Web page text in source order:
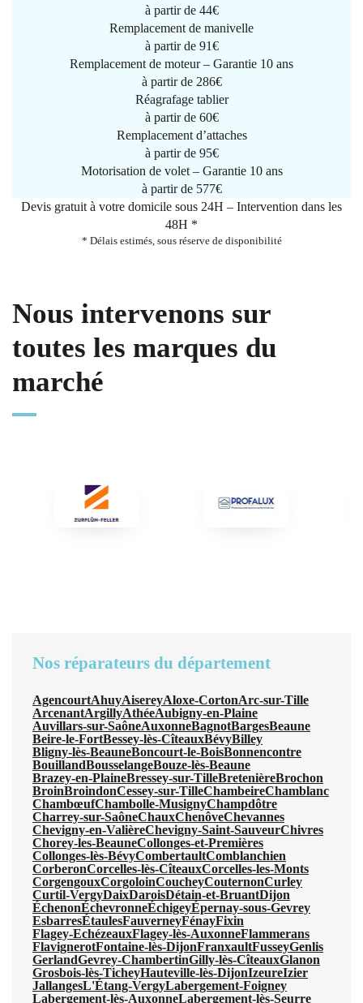
à partir de 44€
Remplacement de manivelle
à partir de 91€
Remplacement de moteur – Garantie 10 ans
à partir de 286€
Réagrafage tablier
à partir de 60€
Remplacement d’attaches
à partir de 95€
Motorisation de volet – Garantie 10 ans
à partir de 577€
Devis gratuit à votre domicile sous 24H – Intervention dans les
48H *
* Délais estimés, sous réserve de disponibilité
Nous intervenons sur
toutes les marques du
marché
Nos réparateurs du département
AgencourtAhuyAisereyAloxe-CortonArc-sur-Tille
ArcenantArgillyAthéeAubigny-en-Plaine
Auvillars-sur-SaôneAuxonneBagnotBargesBeaune
Beire-le-FortBessey-lès-CîteauxBévyBilley
Bligny-lès-BeauneBoncourt-le-BoisBonnencontre
BouillandBousselangeBouze-lès-Beaune
Brazey-en-PlaineBressey-sur-TilleBretenièreBrochon
BroinBroindonCessey-sur-TilleChambeireChamblanc
ChambœufChambolle-MusignyChampdôtre
Charrey-sur-SaôneChauxChenôveChevannes
Chevigny-en-ValièreChevigny-Saint-SauveurChivres
Chorey-les-BeauneCollonges-et-Premières
Collonges-lès-BévyCombertaultComblanchien
CorberonCorcelles-lès-CîteauxCorcelles-les-Monts
CorgengouxCorgoloinCoucheyCouternonCurley
Curtil-VergyDaixDaroisDétain-et-BruantDijon
ÉchenonÉchevronneÉchigeyÉpernay-sous-Gevrey
EsbarresÉtaulesFauverneyFénayFixin
Flagey-EchézeauxFlagey-lès-AuxonneFlammerans
FlavignerotFontaine-lès-DijonFranxaultFusseyGenlis
GerlandGevrey-ChambertinGilly-lès-CîteauxGlanon
Grosbois-lès-TicheyHauteville-lès-DijonIzeureIzier
JallangesL'Étang-VergyLabergement-Foigney
Labergement-lès-AuxonneLabergement-lès-Seurre